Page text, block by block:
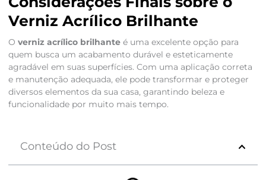
Verniz Acrílico Brilhante
O verniz acrílico brilhanteé uma excelente opção para
quem busca um acabamento durável e esteticamente
agradável em suas superfícies. Com uma aplicação correta
e manutenção adequada, ele pode transformar e proteger
diversos elementos da sua casa, garantindo beleza e
funcionalidade por muito mais tempo.
Conteúdo do Post